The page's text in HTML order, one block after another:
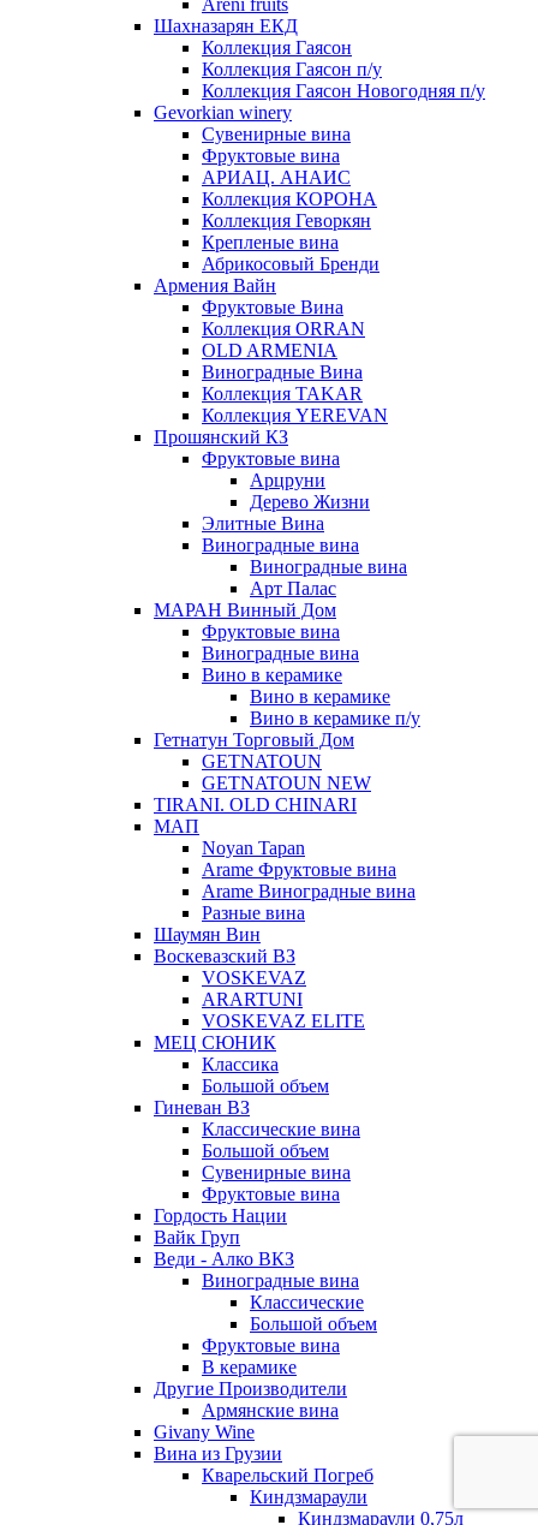
Areni fruits
Шахназарян ЕКД
Коллекция Гаясон
Коллекция Гаясон п/у
Коллекция Гаясон Новогодняя п/у
Gevorkian winery
Сувенирные вина
Фруктовые вина
АРИАЦ. АНАИС
Коллекция КОРОНА
Коллекция Геворкян
Крепленые вина
Абрикосовый Бренди
Армения Вайн
Фруктовые Вина
Коллекция ORRAN
OLD ARMENIA
Виноградные Вина
Коллекция TAKAR
Коллекция YEREVAN
Прошянский КЗ
Фруктовые вина
Арцруни
Дерево Жизни
Элитные Вина
Виноградные вина
Виноградные вина
Арт Палас
МАРАН Винный Дом
Фруктовые вина
Виноградные вина
Вино в керамике
Вино в керамике
Вино в керамике п/у
Гетнатун Торговый Дом
GETNATOUN
GETNATOUN NEW
TIRANI. OLD CHINARI
МАП
Noyan Tapan
Arame Фруктовые вина
Arame Виноградные вина
Разные вина
Шаумян Вин
Воскевазский ВЗ
VOSKEVAZ
ARARTUNI
VOSKEVAZ ELITE
МЕЦ СЮНИК
Классика
Большой объем
Гиневан ВЗ
Классические вина
Большой объем
Сувенирные вина
Фруктовые вина
Гордость Нации
Вайк Груп
Веди - Алко ВКЗ
Виноградные вина
Классические
Большой объем
Фруктовые вина
В керамике
Другие Производители
Армянские вина
Givany Wine
Вина из Грузии
Кварельский Погреб
Киндзмараули
Киндзмараули 0,75л